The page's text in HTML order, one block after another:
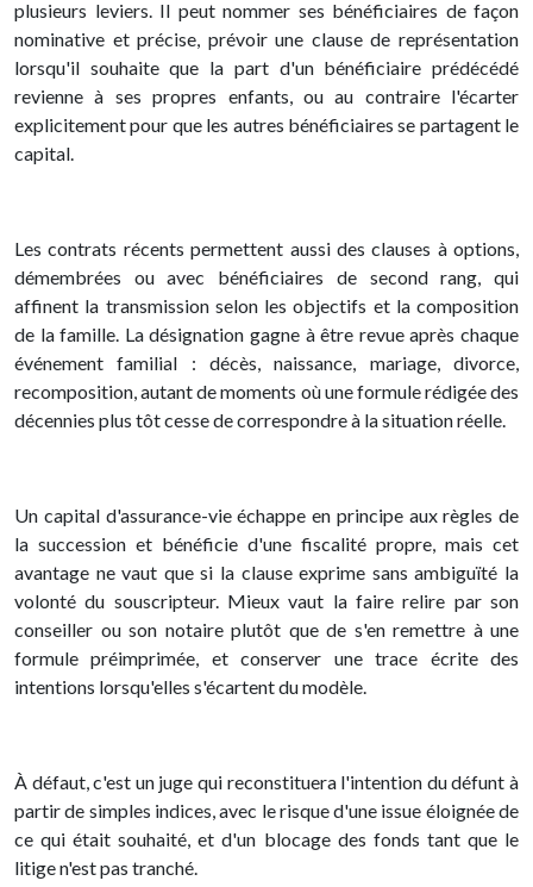
plusieurs leviers. Il peut nommer ses bénéficiaires de façon
nominative et précise, prévoir une clause de représentation
lorsqu'il souhaite que la part d'un bénéficiaire prédécédé
revienne à ses propres enfants, ou au contraire l'écarter
explicitement pour que les autres bénéficiaires se partagent le
capital.
Les contrats récents permettent aussi des clauses à options,
démembrées ou avec bénéficiaires de second rang, qui
affinent la transmission selon les objectifs et la composition
de la famille. La désignation gagne à être revue après chaque
événement familial : décès, naissance, mariage, divorce,
recomposition, autant de moments où une formule rédigée des
décennies plus tôt cesse de correspondre à la situation réelle.
Un capital d'assurance-vie échappe en principe aux règles de
la succession et bénéficie d'une fiscalité propre, mais cet
avantage ne vaut que si la clause exprime sans ambiguïté la
volonté du souscripteur. Mieux vaut la faire relire par son
conseiller ou son notaire plutôt que de s'en remettre à une
formule préimprimée, et conserver une trace écrite des
intentions lorsqu'elles s'écartent du modèle.
À défaut, c'est un juge qui reconstituera l'intention du défunt à
partir de simples indices, avec le risque d'une issue éloignée de
ce qui était souhaité, et d'un blocage des fonds tant que le
litige n'est pas tranché.